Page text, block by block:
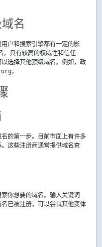
名
户和搜索引擎都有一定的影
，具有较高的权威性和信任
选择其他顶级域名。例如，政
。
的第一步。目前市面上有许多
这些注册商通常提供域名查
你想要的域名。输入关键词
已被注册，可以尝试其他变体